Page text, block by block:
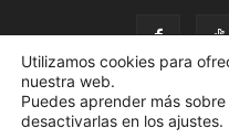
Utilizamos cookies para
nuestra web.
Puedes aprender más
desactivarlas en los ajustes.